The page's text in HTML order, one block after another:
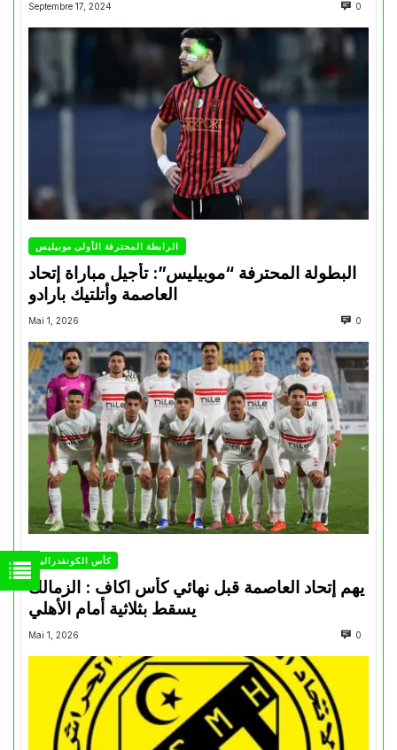
Septembre 17, 2024 0
الرابطة المحترفة الأولى موبيليس
البطولة المحترفة “موبيليس”: تأجيل مباراة إتحاد
العاصمة وأتلتيك بارادو
Mai 1, 2026 0
كأس الكونفدرالية
يهم إتحاد العاصمة قبل نهائي كأس اكاف : الزمالك
Mai 1, 2026 0